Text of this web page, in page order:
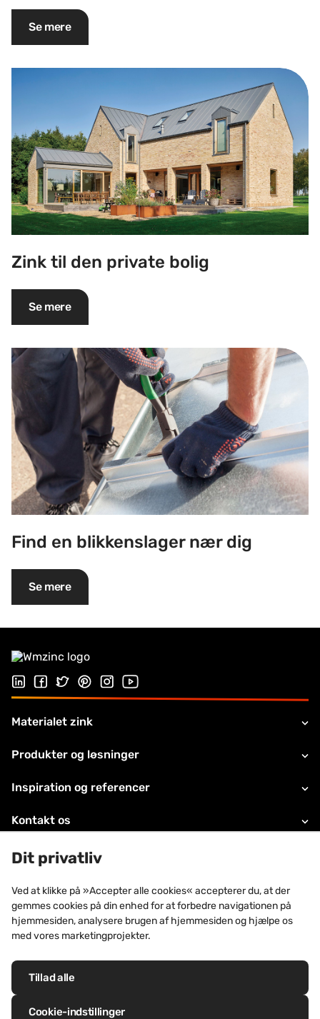
Se mere
Zink til den private bolig
Se mere
Find en blikkenslager nær dig
Find en blikkenslager nær dig
Se mere
Følg os på Linkedin
Følg os på Facebook
Follow us on Twitter
Follow us on Pinterest
Følg os på Instragram
Visit our Youtube channel
Materialet zink
Produkter og løsninger
Inspiration og referencer
Kontakt os
Juridiske oplysninger
Teknisk support
Om VMZINC
ANTHRA-ZINC®, PIGMENTO®, AZENGAR®, ADEKA®, PRO-ZINC®,
MOZAIK®
Dit privatliv
Ved at klikke på »Accepter alle cookies« accepterer du, at der
gemmes cookies på din enhed for at forbedre navigationen på
hjemmesiden, analysere brugen af hjemmesiden og hjælpe os
med vores marketingprojekter.
Tillad alle
Cookie-indstillinger